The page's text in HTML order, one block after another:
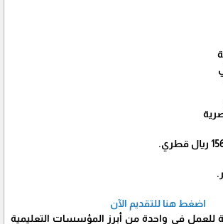
اضغط هنا للتقديم الآن
للعمل في واحدة من أبرز المؤسسات التعليمية